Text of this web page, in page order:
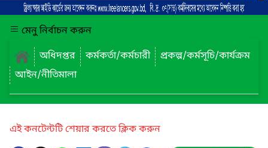
মেনু নির্বাচন করুন
অধিদপ্তর
কর্মকর্তা/কর্মচারী
প্রকল্প/কর্মসূচি/কার্যক্রম
আইন/নীতিমালা
এই কনটেন্টটি শেয়ার করতে ক্লিক করুন